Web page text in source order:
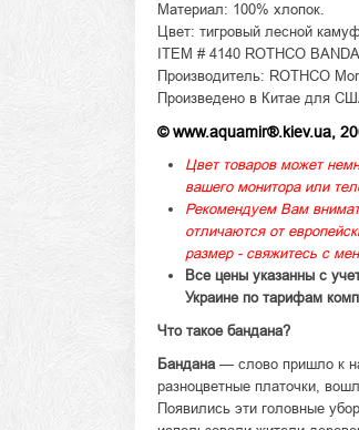
Материал: 100% хлопок.
Цвет: тигровый лесной
ITEM # 4140 ROTHCO
Производитель: ROTHCO
Произведено в Китае для
© www.aquamir®.kiev.ua,
Цвет товаров может
вашего монитора или
Рекомендуем Вам
отличаются от
размер - свяжитесь с
Все цены указанны с
Украине по тарифам
Что такое бандана?
Бандана— слово пришло к
разноцветные платочки,
Появились эти головные